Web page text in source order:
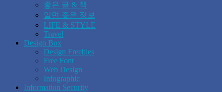
좋은 글 & 책
알면 좋은 정보
LIFE & STYLE
Travel
Design Box
Design Freebies
Free Font
Web Design
Infographic
Information Security